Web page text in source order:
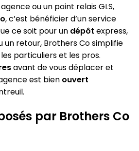
ou un point relais GLS,
, c’est bénéficier d’un service
ce soit pour un dépôt express,
un retour, Brothers Co simplifie
particuliers et les pros.
avant de vous déplacer et
est bien ouvert
par Brothers Co